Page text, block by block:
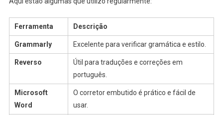
Ferramenta Descrição
Grammarly Excelente para verificar gramática e estilo.
Reverso
Útil para traduções e correções em
português.
Microsoft
Word
O corretor embutido é prático e fácil de
usar.